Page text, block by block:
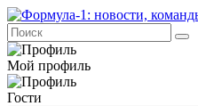
Мой профиль
Гости